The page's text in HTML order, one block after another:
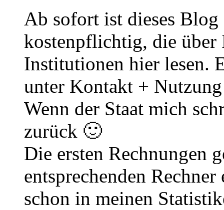
Ab sofort ist dieses
kostenpflichtig, die
Institutionen hier lesen.
unter Kontakt +
Wenn der Staat mich
zurück 🙂
Die ersten Rechnungen
entsprechenden
schon in meinen